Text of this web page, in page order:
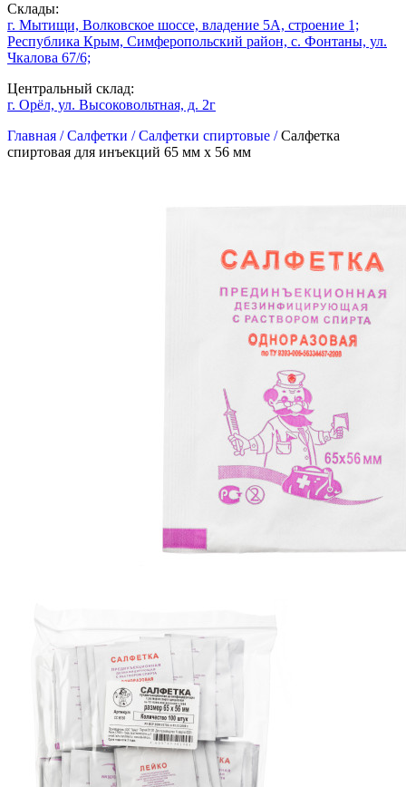
Склады:
г. Мытищи, Волковское шоссе, владение 5А, строение 1;
Республика Крым, Симферопольский район, с. Фонтаны, ул.
Чкалова 67/6;
Центральный склад:
г. Орёл, ул. Высоковольтная, д. 2г
Главная /Салфетки /Салфетки спиртовые /Салфетка
спиртовая для инъекций 65 мм х 56 мм